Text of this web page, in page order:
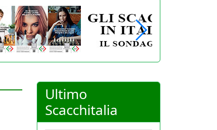
Ultimo
Scacchitalia